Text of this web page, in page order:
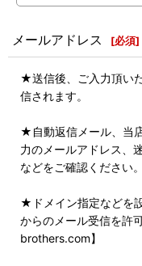
メールアドレス [必須]
★送信後、ご入力頂い
信されます。
★自動返信メール、当
力のメールアドレス、
などをご確認ください。
★ドメイン指定などを
からのメール受信を許
brothers.com】